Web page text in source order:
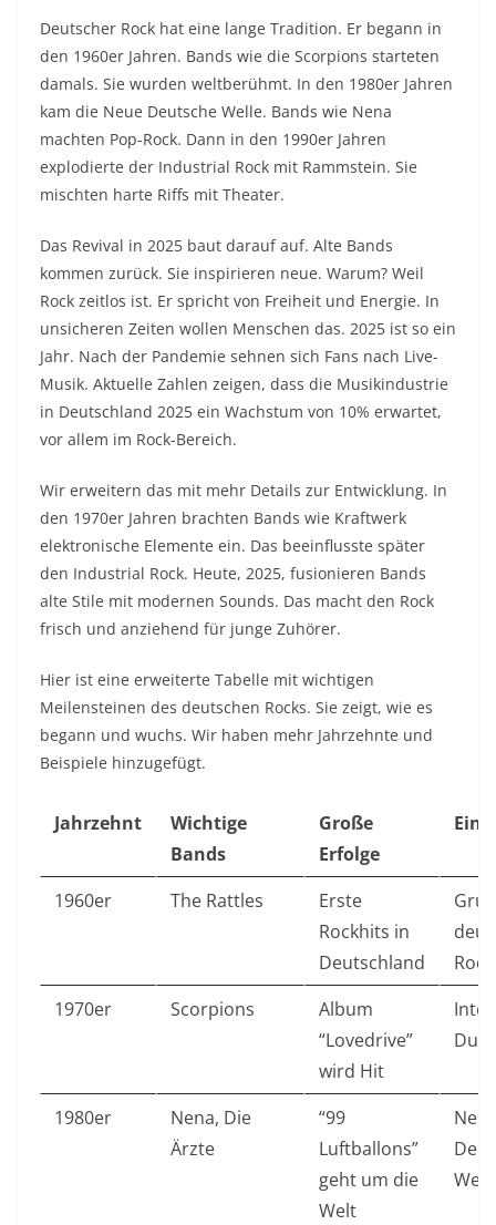
Deutscher Rock hat eine lange Tradition. Er begann in
den 1960er Jahren. Bands wie die Scorpions starteten
damals. Sie wurden weltberühmt. In den 1980er Jahren
kam die Neue Deutsche Welle. Bands wie Nena
machten Pop-Rock. Dann in den 1990er Jahren
explodierte der Industrial Rock mit Rammstein. Sie
mischten harte Riffs mit Theater.
Das Revival in 2025 baut darauf auf. Alte Bands
kommen zurück. Sie inspirieren neue. Warum? Weil
Rock zeitlos ist. Er spricht von Freiheit und Energie. In
unsicheren Zeiten wollen Menschen das. 2025 ist so ein
Jahr. Nach der Pandemie sehnen sich Fans nach Live-
Musik. Aktuelle Zahlen zeigen, dass die Musikindustrie
in Deutschland 2025 ein Wachstum von 10% erwartet,
vor allem im Rock-Bereich.
Wir erweitern das mit mehr Details zur Entwicklung. In
den 1970er Jahren brachten Bands wie Kraftwerk
elektronische Elemente ein. Das beeinflusste später
den Industrial Rock. Heute, 2025, fusionieren Bands
alte Stile mit modernen Sounds. Das macht den Rock
frisch und anziehend für junge Zuhörer.
Hier ist eine erweiterte Tabelle mit wichtigen
Meilensteinen des deutschen Rocks. Sie zeigt, wie es
begann und wuchs. Wir haben mehr Jahrzehnte und
Beispiele hinzugefügt.
Jahrzehnt
Wichtige
Bands
Große
Erfolge
1960er The Rattles
Erste
Rockhits in
Deutschland
Rock
1970er
Scorpions
Album
“Lovedrive”
wird Hit
1980er
Nena, Die
Ärzte
“99
Luftballons”
geht um die
Welt